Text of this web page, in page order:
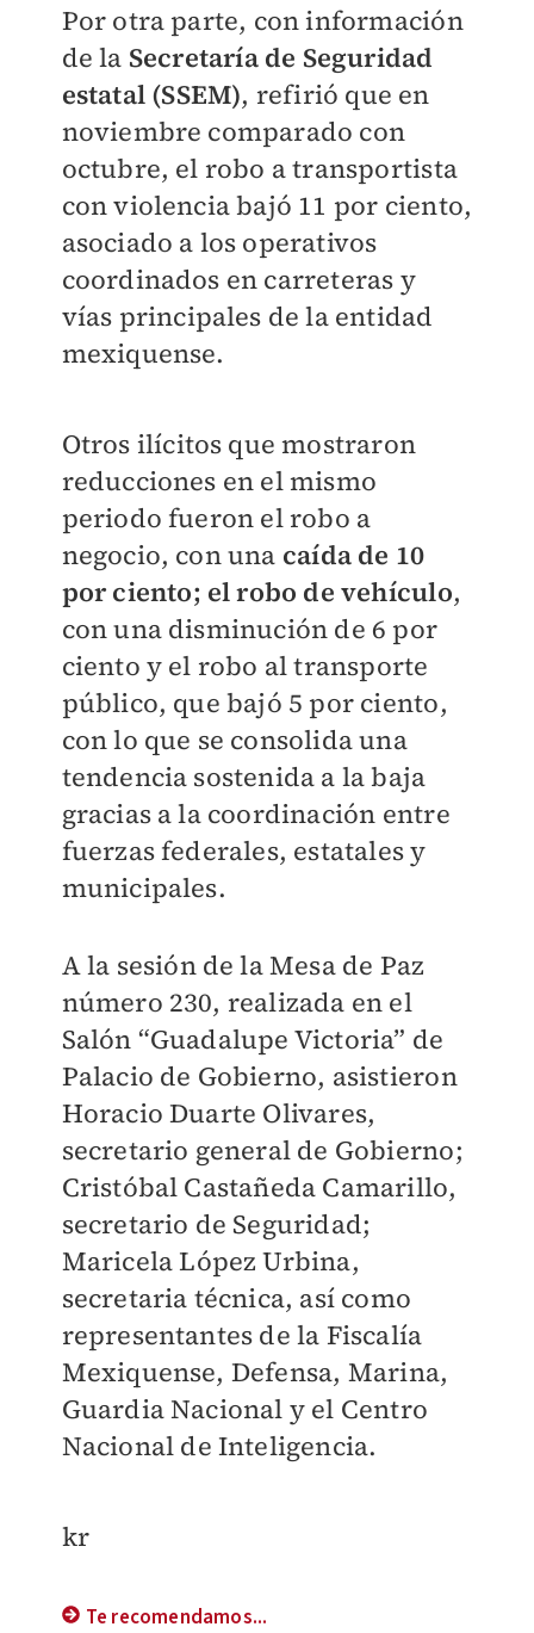
Por otra parte, con información
de la Secretaría de Seguridad
estatal (SSEM), refirió que en
noviembre comparado con
octubre, el robo a transportista
con violencia bajó 11 por ciento,
asociado a los operativos
coordinados en carreteras y
vías principales de la entidad
mexiquense.
Otros ilícitos que mostraron
reducciones en el mismo
periodo fueron el robo a
negocio, con una caída de 10
por ciento; el robo de vehículo,
con una disminución de 6 por
ciento y el robo al transporte
público, que bajó 5 por ciento,
con lo que se consolida una
tendencia sostenida a la baja
gracias a la coordinación entre
fuerzas federales, estatales y
municipales.
A la sesión de la Mesa de Paz
número 230, realizada en el
Salón “Guadalupe Victoria” de
Palacio de Gobierno, asistieron
Horacio Duarte Olivares,
secretario general de Gobierno;
Cristóbal Castañeda Camarillo,
secretario de Seguridad;
Maricela López Urbina,
secretaria técnica, así como
representantes de la Fiscalía
Mexiquense, Defensa, Marina,
Guardia Nacional y el Centro
Nacional de Inteligencia.
kr
Te recomendamos...